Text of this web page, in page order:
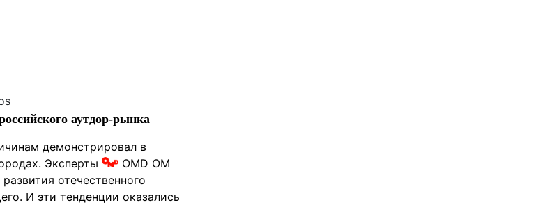
аутдор-рынка
демонстрировал в
Эксперты
OMD OM
отечественного
И эти тенденции оказались